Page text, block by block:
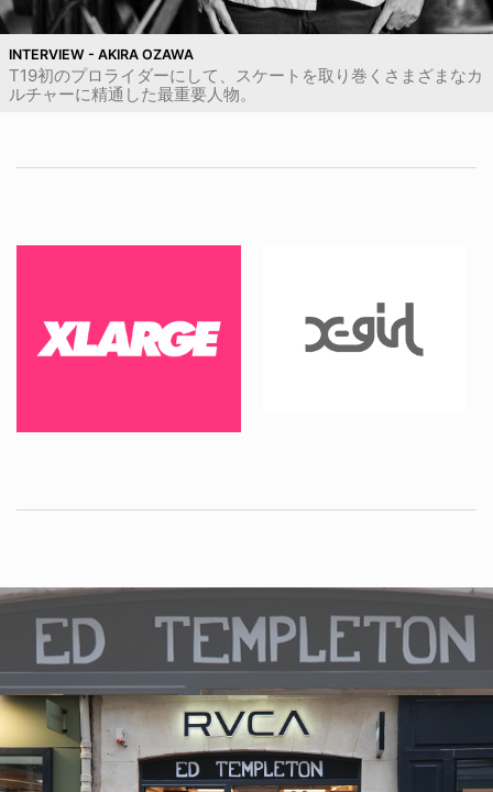
INTERVIEW - AKIRA OZAWA
T19初のプロライダーにして、スケートを取り巻くさまざまなカ
ルチャーに精通した最重要人物。